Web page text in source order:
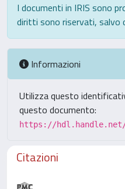
I documenti in IRIS sono
diritti sono riservati, salvo
Informazioni
Utilizza questo
questo documento:
https://hdl.handle.net/
Citazioni